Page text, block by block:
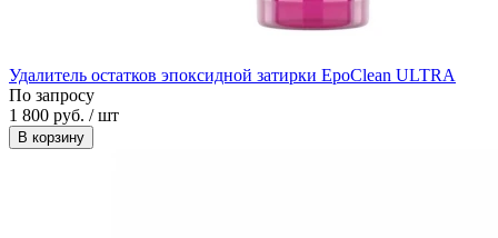
Удалитель остатков эпоксидной затирки EpoClean ULTRA
По запросу
1 800 руб. / шт
В корзину